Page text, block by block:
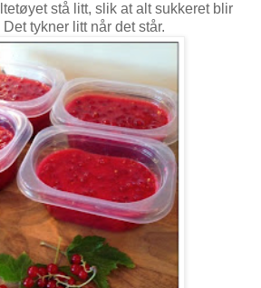
stå litt, slik at alt sukkeret blir
tykner litt når det står.